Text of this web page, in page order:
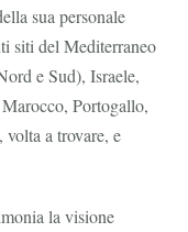
sua personale
siti del Mediterraneo
e Sud), Israele,
Portogallo,
a trovare, e
la visione